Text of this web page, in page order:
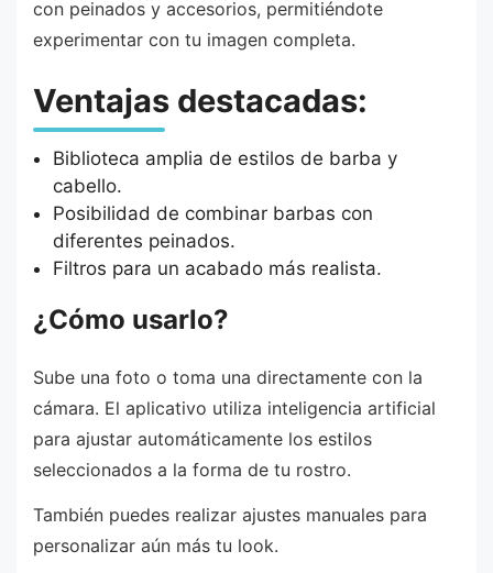
con peinados y accesorios, permitiéndote
experimentar con tu imagen completa.
Ventajas destacadas:
Biblioteca amplia de estilos de barba y
cabello.
Posibilidad de combinar barbas con
diferentes peinados.
Filtros para un acabado más realista.
¿Cómo usarlo?
Sube una foto o toma una directamente con la
cámara. El aplicativo utiliza inteligencia artificial
para ajustar automáticamente los estilos
seleccionados a la forma de tu rostro.
También puedes realizar ajustes manuales para
personalizar aún más tu look.